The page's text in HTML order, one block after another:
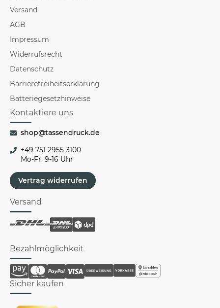
Versand
AGB
Impressum
Widerrufsrecht
Datenschutz
Barrierefreiheitserklärung
Batteriegesetzhinweise
Kontaktiere uns
shop@tassendruck.de
+49 751 2955 3100
Mo-Fr, 9-16 Uhr
Vertrag widerrufen
Versand
Bezahlmöglichkeit
Sicher kaufen